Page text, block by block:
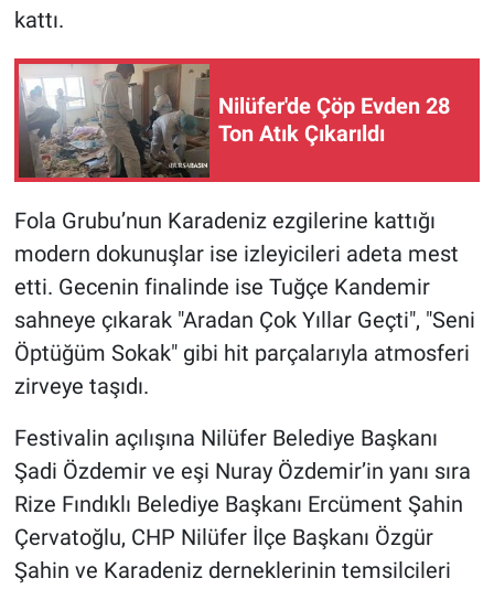
kattı.
Nilüfer'de Çöp Evden 28
Ton Atık Çıkarıldı
Fola Grubu’nun Karadeniz ezgilerine kattığı
modern dokunuşlar ise izleyicileri adeta mest
etti. Gecenin finalinde ise Tuğçe Kandemir
sahneye çıkarak "Aradan Çok Yıllar Geçti", "Seni
Öptüğüm Sokak" gibi hit parçalarıyla atmosferi
zirveye taşıdı.
Festivalin açılışına Nilüfer Belediye Başkanı
Şadi Özdemir ve eşi Nuray Özdemir’in yanı sıra
Rize Fındıklı Belediye Başkanı Ercüment Şahin
Çervatoğlu, CHP Nilüfer İlçe Başkanı Özgür
Şahin ve Karadeniz derneklerinin temsilcileri